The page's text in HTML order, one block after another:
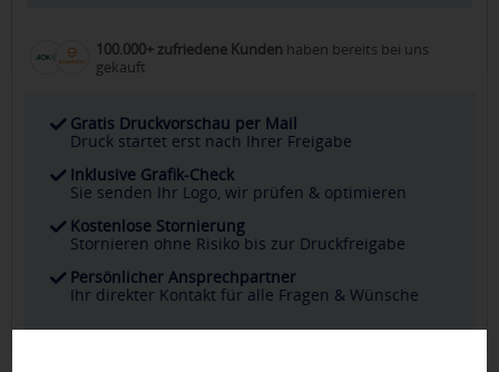
100.000+ zufriedene Kunden haben bereits bei uns
gekauft
Gratis Druckvorschau per Mail
Druck startet erst nach Ihrer Freigabe
Inklusive Grafik-Check
Sie senden Ihr Logo, wir prüfen & optimieren
Kostenlose Stornierung
Stornieren ohne Risiko bis zur Druckfreigabe
Persönlicher Ansprechpartner
Ihr direkter Kontakt für alle Fragen & Wünsche